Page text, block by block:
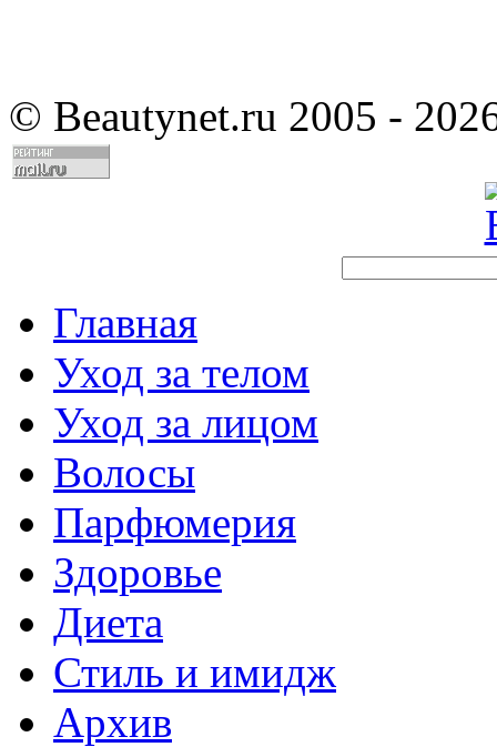
© Beautynet.ru 2005 -
Главная
Уход за телом
Уход за лицом
Волосы
Парфюмерия
Здоровье
Диета
Стиль и имидж
Архив